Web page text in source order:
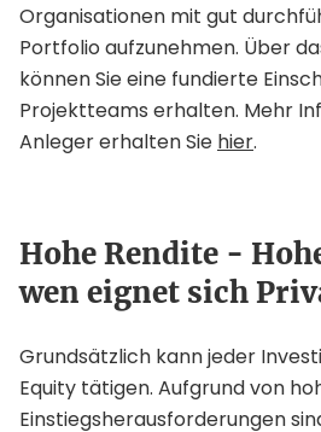
Organisationen mit gut
Portfolio aufzunehmen. Über
können Sie eine fundierte
Projektteams erhalten. Mehr
Anleger erhalten Sie hier.
Hohe Rendite -
wen eignet sich
Grundsätzlich kann jeder
Equity tätigen. Aufgrund von
Einstiegsherausforderungen